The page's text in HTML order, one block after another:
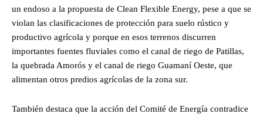
un endoso a la propuesta de Clean Flexible Energy, pese a que se
violan las clasificaciones de protección para suelo rústico y
productivo agrícola y porque en esos terrenos discurren
importantes fuentes fluviales como el canal de riego de Patillas,
la quebrada Amorós y el canal de riego Guamaní Oeste, que
alimentan otros predios agrícolas de la zona sur.
También destaca que la acción del Comité de Energía contradice